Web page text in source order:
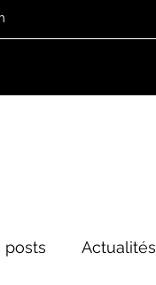
posts Actualités